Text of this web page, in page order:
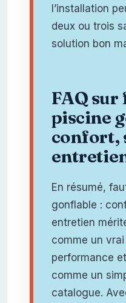
l’installation
deux ou trois
solution bon
FAQ sur
piscine
confort,
En résumé,
gonflable :
entretien
comme un
performance
comme un
catalogue.